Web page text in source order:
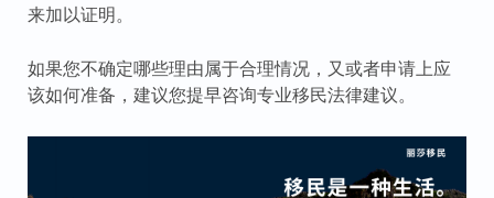
来加以证明。
如果您不确定哪些理由属于合理情况，又或者申请上应
该如何准备，建议您提早咨询专业移民法律建议。